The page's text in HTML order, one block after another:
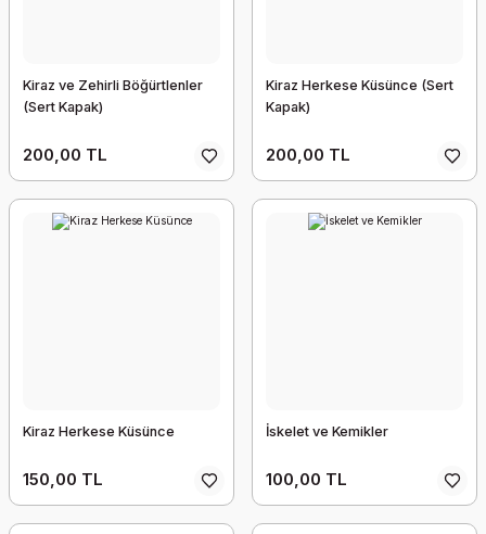
Kiraz ve Zehirli Böğürtlenler
(Sert Kapak)
200,00 TL
Kiraz Herkese Küsünce (Sert
Kapak)
200,00 TL
Kiraz Herkese Küsünce
150,00 TL
İskelet ve Kemikler
100,00 TL